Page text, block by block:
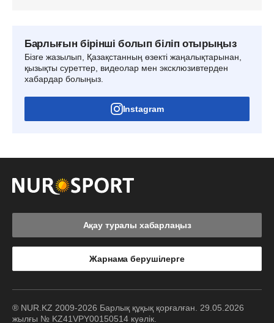
Барлығын бірінші болып біліп отырыңыз
Бізге жазылып, Қазақстанның өзекті жаңалықтарынан,
қызықты суреттер, видеолар мен эксклюзивтерден
хабардар болыңыз.
Instagram
Ақау туралы хабарлаңыз
Жарнама берушілерге
® NUR.KZ 2009-2026 Барлық құқық қорғалған. 29.05.2026
жылғы № KZ41VPY00150514 куәлік.